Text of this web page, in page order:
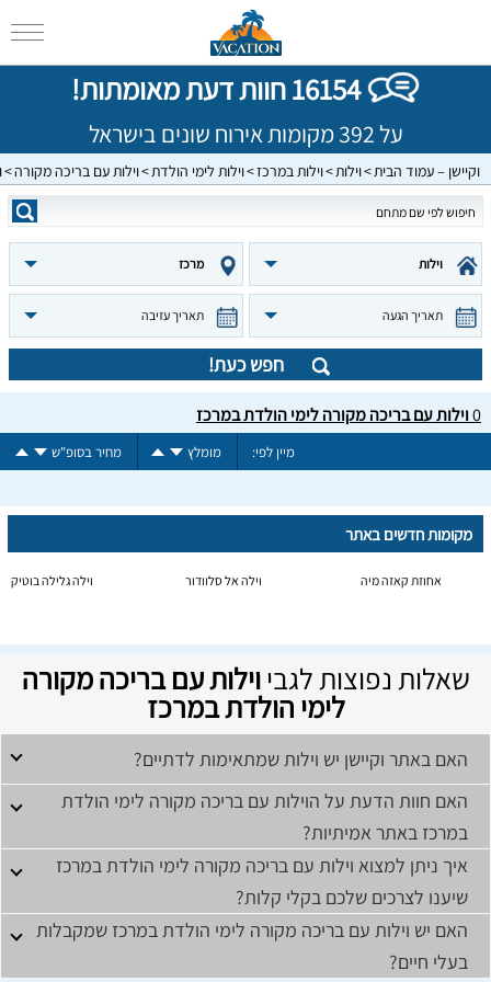
16154 חוות דעת מאומתות!
על 392 מקומות אירוח שונים בישראל
וקיישן – עמוד הבית וילות וילות במרכז וילות לימי הולדת וילות עם בריכה מקורה
וילות מרכז
תאריך הגעה תאריך עזיבה
חפש כעת!
0וילות עם בריכה מקורה לימי הולדת במרכז
מיין לפי: מומלץ מחיר בסופ"ש
מקומות חדשים באתר
אחוזת קאזה מיה וילה אל סלוודור וילה גלילה בוטיק
שאלות נפוצות לגביוילות עם בריכה מקורה
לימי הולדת במרכז
האם באתר וקיישן יש וילות שמתאימות לדתיים?
האם חוות הדעת על הוילות עם בריכה מקורה לימי הולדת
במרכז באתר אמיתיות?
איך ניתן למצוא וילות עם בריכה מקורה לימי הולדת במרכז
שיענו לצרכים שלכם בקלי קלות?
האם יש וילות עם בריכה מקורה לימי הולדת במרכז שמקבלות
בעלי חיים?